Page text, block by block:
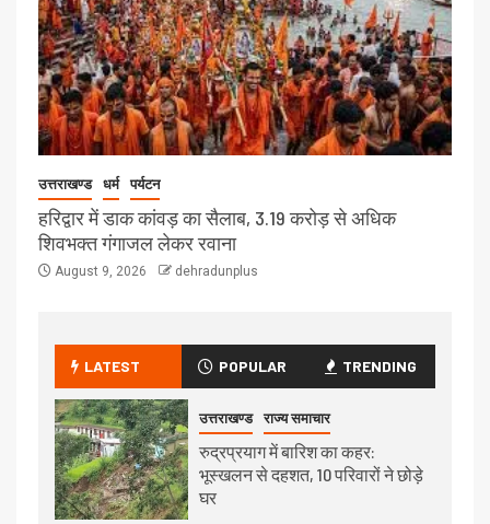
उत्तराखण्ड धर्म पर्यटन
हरिद्वार में डाक कांवड़ का सैलाब, 3.19 करोड़ से अधिक
शिवभक्त गंगाजल लेकर रवाना
August 9, 2026 dehradunplus
LATEST POPULAR TRENDING
उत्तराखण्ड राज्य समाचार
रुद्रप्रयाग में बारिश का कहर:
भूस्खलन से दहशत, 10 परिवारों ने छोड़े
घर